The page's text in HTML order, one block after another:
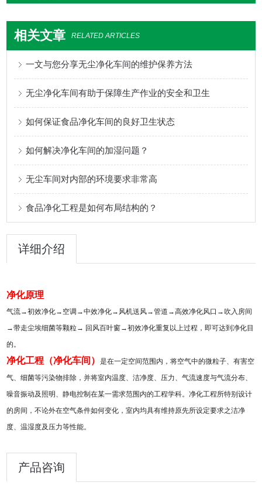
相关文章 RELATED ARTICLES
一文与您分享无尘净化车间的维护保养方法
无尘净化车间有助于保障生产作业的安全和卫生
如何保证食品净化车间的良好卫生状态
如何解决净化车间的加湿问题？
无尘车间对内部的环境要求非常高
食品净化工程是如何布局结构的？
详细介绍
净化原理
气流→初效净化→ 空调 →中效净化→ 风机送风→管道 →高效净化风口 → 吹入房间
→带走尘埃细菌等颗粒→ 回风百叶窗→初效净化重复以上过程，即可达到净化目
的。
净化工程 （净化车间 ）是在一定空间范围内，将空气中的微粒子、有害空
气、细菌等污染物排除，并将室内温度、洁净度、压力、气流速度与气流分布、
噪音振动及照明、静电控制在某一需求范围内的工程学科。净化工程所特别设计
的房间，不论外在空气条件如何变化，室内均具有维持原先所设定要求之洁净
度、温湿度及压力等性能。
产品咨询